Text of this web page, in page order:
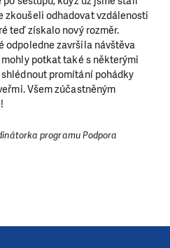
zkoušeli odhadovat vzdálenosti
teď získalo nový rozměr.
odpoledne završila návštěva
potkat také s některými
promítání pohádky
Všem zúčastněným
programu Podpora